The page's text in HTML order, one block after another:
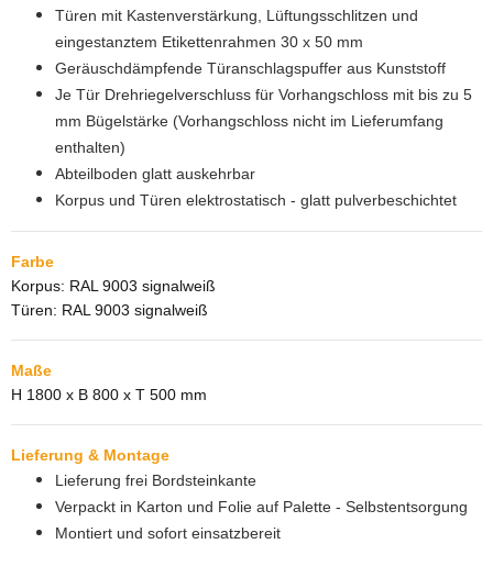
Türen mit Kastenverstärkung, Lüftungsschlitzen und
eingestanztem Etikettenrahmen 30 x 50 mm
Geräuschdämpfende Türanschlagspuffer aus Kunststoff
Je Tür Drehriegelverschluss für Vorhangschloss mit bis zu 5
mm Bügelstärke (Vorhangschloss nicht im Lieferumfang
enthalten)
Abteilboden glatt auskehrbar
Korpus und Türen elektrostatisch - glatt pulverbeschichtet
Farbe
Korpus: RAL 9003 signalweiß
Türen: RAL 9003 signalweiß
Maße
H 1800 x B 800 x T 500 mm
Lieferung & Montage
Lieferung frei Bordsteinkante
Verpackt in Karton und Folie auf Palette - Selbstentsorgung
Montiert und sofort einsatzbereit